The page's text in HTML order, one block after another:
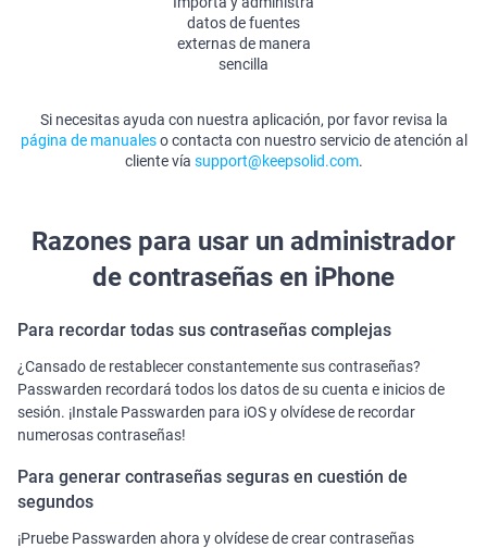
datos de fuentes
externas de manera
sencilla
Si necesitas ayuda con nuestra aplicación, por favor revisa la
página de manualeso contacta con nuestro servicio de atención al
cliente vía support@keepsolid.com.
Razones para usar un administrador
de contraseñas en iPhone
Para recordar todas sus contraseñas complejas
¿Cansado de restablecer constantemente sus contraseñas?
Passwarden recordará todos los datos de su cuenta e inicios de
sesión. ¡Instale Passwarden para iOS y olvídese de recordar
numerosas contraseñas!
Para generar contraseñas seguras en cuestión de
segundos
¡Pruebe Passwarden ahora y olvídese de crear contraseñas